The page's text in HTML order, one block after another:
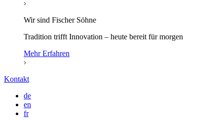
Wir sind Fischer Söhne
Tradition trifft Innovation – heute bereit für morgen
Mehr Erfahren
Kontakt
de
en
fr